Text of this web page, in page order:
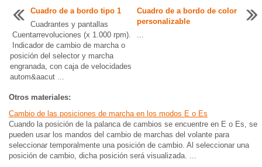
Cuadro de a bordo tipo 1
Cuadrantes y pantallas
Cuentarrevoluciones (x 1.000 rpm).
Indicador de cambio de marcha o
posición del selector y marcha
engranada, con caja de velocidades
autom&aacut ...
Cuadro de a bordo de color
personalizable
...
Otros materiales:
Cambio de las posiciones de marcha en los modos E o Es
Cuando la posición de la palanca de cambios se encuentre en E o Es, se
pueden usar los mandos del cambio de marchas del volante para
seleccionar temporalmente una posición de cambio. Al seleccionar una
posición de cambio, dicha posición será visualizada. ...